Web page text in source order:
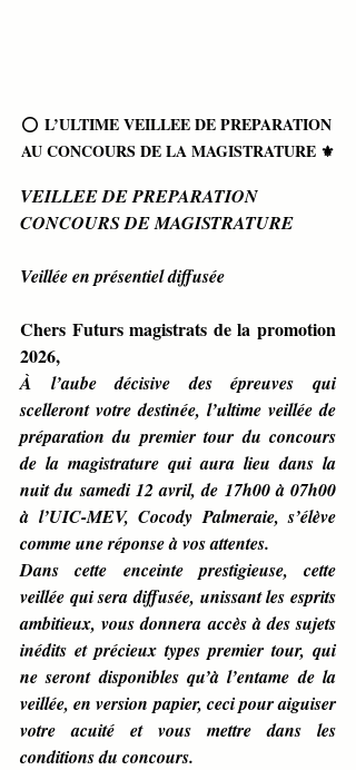
⭕ L’ULTIME VEILLEE DE PREPARATION
AU CONCOURS DE LA MAGISTRATURE ⚜
VEILLEE DE PREPARATION
CONCOURS DE MAGISTRATURE
Veillée en présentiel diffusée
Chers Futurs magistrats de la promotion
2026,
À l’aube décisive des épreuves qui
scelleront votre destinée, l’ultime veillée de
préparation du premier tour du concours
de la magistrature qui aura lieu dans la
nuit du samedi 12 avril, de 17h00 à 07h00
à l’UIC-MEV, Cocody Palmeraie, s’élève
comme une réponse à vos attentes.
Dans cette enceinte prestigieuse, cette
veillée qui sera diffusée, unissant les esprits
ambitieux, vous donnera accès à des sujets
inédits et précieux types premier tour, qui
ne seront disponibles qu’à l’entame de la
veillée, en version papier, ceci pour aiguiser
votre acuité et vous mettre dans les
conditions du concours.